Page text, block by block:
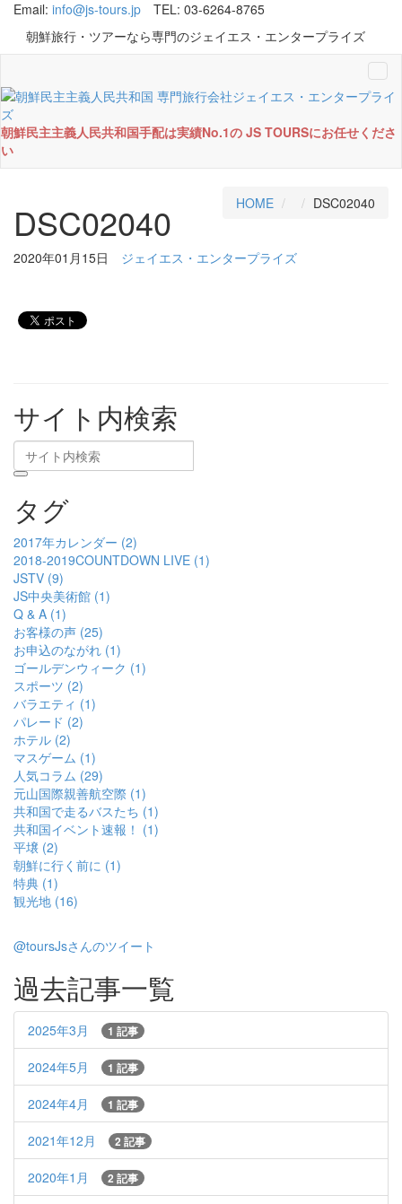
Email: info@js-tours.jp
TEL: 03-6264-8765
朝鮮旅行・ツアーなら専門のジェイエス・エンタープライズ
朝鮮民主主義人民共和国手配は実績No.1の JS TOURSにお任せくださ
い
DSC02040 HOME DSC02040
2020年01月15日 ジェイエス・エンタープライズ
サイト内検索
タグ
2017年カレンダー (2)
2018-2019COUNTDOWN LIVE (1)
JSTV (9)
JS中央美術館 (1)
Q & A (1)
お客様の声 (25)
お申込のながれ (1)
ゴールデンウィーク (1)
スポーツ (2)
バラエティ (1)
パレード (2)
ホテル (2)
マスゲーム (1)
人気コラム (29)
元山国際親善航空際 (1)
共和国で走るバスたち (1)
共和国イベント速報！ (1)
平壌 (2)
朝鮮に行く前に (1)
特典 (1)
観光地 (16)
@toursJsさんのツイート
過去記事一覧
2025年3月 1 記事
2024年5月 1 記事
2024年4月 1 記事
2021年12月 2 記事
2020年1月 2 記事